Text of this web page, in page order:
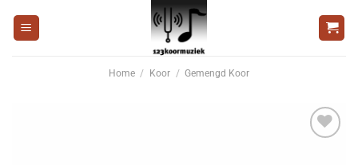
naar
Home / Koor / Gemengd Koor